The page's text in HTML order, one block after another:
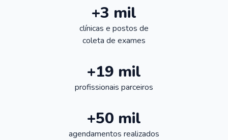
+3 mil
clínicas e postos de
coleta de exames
+19 mil
profissionais parceiros
+50 mil
agendamentos realizados